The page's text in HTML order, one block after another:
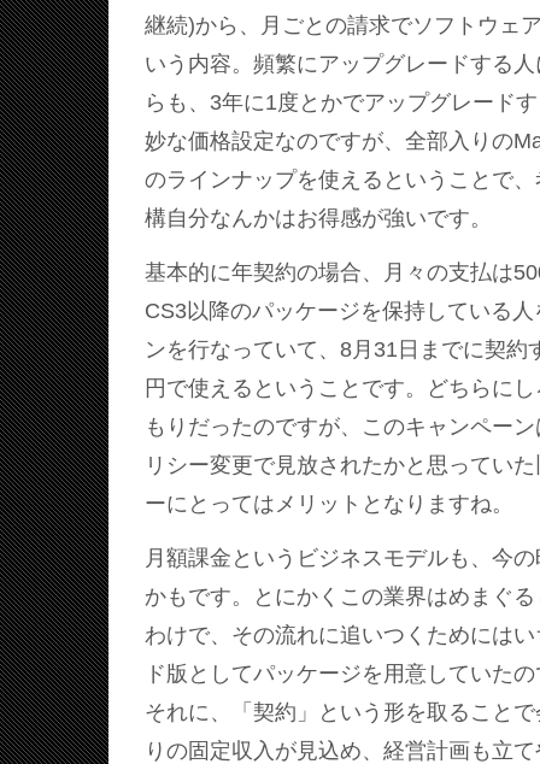
継続)から、月ごとの請求でソフトウェ
いう内容。頻繁にアップグレードする
らも、3年に1度とかでアップグレード
妙な価格設定なのですが、全部入りの
のラインナップを使えるということで
構自分なんかはお得感が強いです。
基本的に年契約の場合、月々の支払は
CS3以降のパッケージを保持している
ンを行なっていて、8月31日までに契約
円で使えるということです。どちらに
もりだったのですが、このキャンペー
リシー変更で見放されたかと思ってい
ーにとってはメリットとなりますね。
月額課金というビジネスモデルも、今
かもです。とにかくこの業界はめまぐ
わけで、その流れに追いつくためには
ド版としてパッケージを用意していた
それに、「契約」という形を取ること
りの固定収入が見込め、経営計画も立